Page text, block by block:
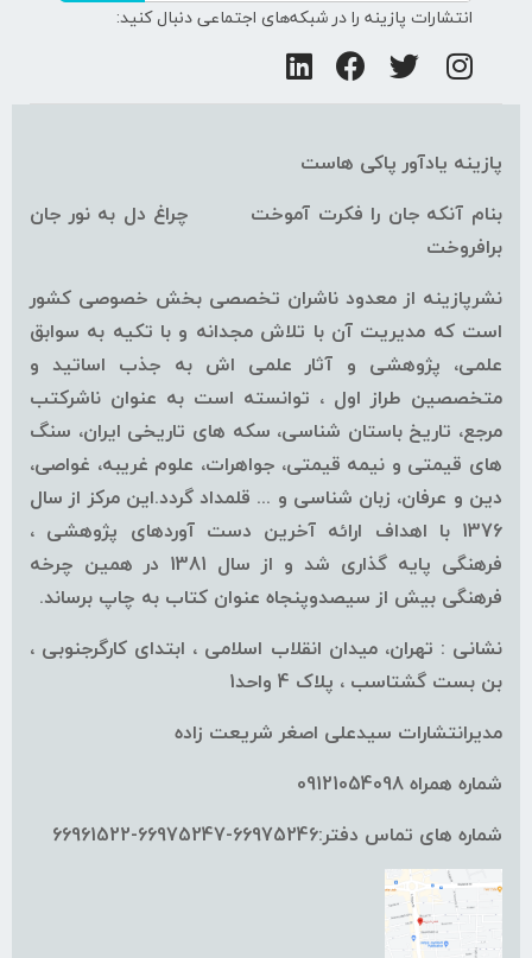
انتشارات پازینه را در شبکه‌های اجتماعی دنبال کنید:
پازینه یادآور پاکی هاست
بنام آنکه جان را فکرت آموخت چراغ دل به نور جان
برافروخت
نشرپازینه از معدود ناشران تخصصی بخش خصوصی کشور
است که مدیریت آن با تلاش مجدانه و با تکیه به سوابق
علمی، پژوهشی و آثار علمی اش به جذب اساتید و
متخصصین طراز اول ، توانسته است به عنوان ناشرکتب
مرجع، تاریخ باستان شناسی، سکه های تاریخی ایران، سنگ
های قیمتی و نیمه قیمتی، جواهرات، علوم غریبه، غواصی،
دین و عرفان، زبان شناسی و ... قلمداد گردد.این مرکز از سال
1376 با اهداف ارائه آخرین دست آوردهای پژوهشی ،
فرهنگی پایه گذاری شد و از سال 1381 در همین چرخه
فرهنگی بیش از سیصدوپنجاه عنوان کتاب به چاپ برساند.
نشانی : تهران، میدان انقلاب اسلامی ، ابتدای کارگرجنوبی ،
بن بست گشتاسب ، پلاک 4 واحد1
مدیرانتشارات سیدعلی اصغر شریعت زاده
شماره همراه 09121054098
شماره های تماس دفتر:66975246-66975247-66961522